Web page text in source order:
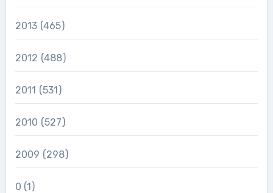
2013 (465)
2012 (488)
2011 (531)
2010 (527)
2009 (298)
0 (1)